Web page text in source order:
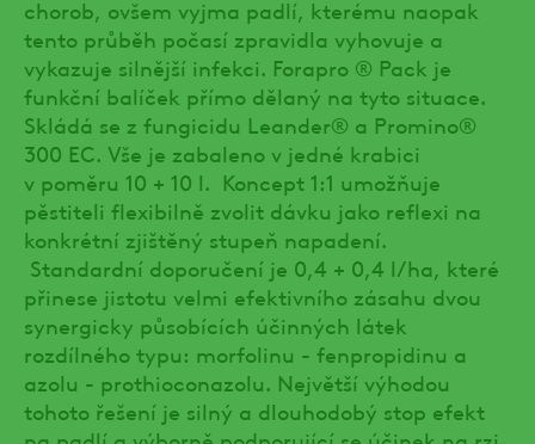
chorob, ovšem vyjma padlí, kterému naopak
tento průběh počasí zpravidla vyhovuje a
vykazuje silnější infekci. Forapro ® Pack je
funkční balíček přímo dělaný na tyto situace.
Skládá se z fungicidu Leander® a Promino®
300 EC. Vše je zabaleno v jedné krabici
v poměru 10 + 10 l. Koncept 1:1 umožňuje
pěstiteli flexibilně zvolit dávku jako reflexi na
konkrétní zjištěný stupeň napadení.
Standardní doporučení je 0,4 + 0,4 l/ha, které
přinese jistotu velmi efektivního zásahu dvou
synergicky působících účinných látek
rozdílného typu: morfolinu - fenpropidinu a
azolu - prothioconazolu. Největší výhodou
tohoto řešení je silný a dlouhodobý stop efekt